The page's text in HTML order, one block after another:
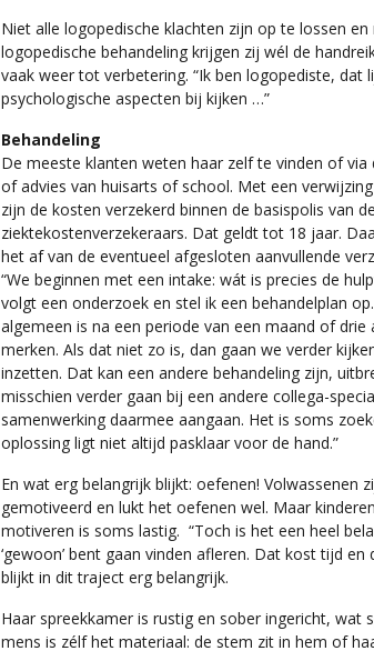
Niet alle logopedische klachten zijn op te lossen
logopedische behandeling krijgen zij wél de
vaak weer tot verbetering. “Ik ben logopediste,
psychologische aspecten bij kijken …”
Behandeling
De meeste klanten weten haar zelf te vinden of
of advies van huisarts of school. Met een
zijn de kosten verzekerd binnen de basispolis van de
ziektekostenverzekeraars. Dat geldt tot 18 jaar.
het af van de eventueel afgesloten aanvullende
“We beginnen met een intake: wát is precies de
volgt een onderzoek en stel ik een behandelplan
algemeen is na een periode van een maand of drie
merken. Als dat niet zo is, dan gaan we verder
inzetten. Dat kan een andere behandeling zijn,
misschien verder gaan bij een andere collega-
samenwerking daarmee aangaan. Het is soms
oplossing ligt niet altijd pasklaar voor de hand.”
En wat erg belangrijk blijkt: oefenen! Volwassenen
gemotiveerd en lukt het oefenen wel. Maar
motiveren is soms lastig. “Toch is het een heel
‘gewoon’ bent gaan vinden afleren. Dat kost tijd
blijkt in dit traject erg belangrijk.
Haar spreekkamer is rustig en sober ingericht, wat
mens is zélf het materiaal: de stem zit in hem of